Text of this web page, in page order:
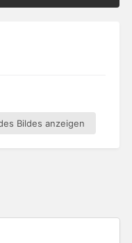
Bildes anzeigen